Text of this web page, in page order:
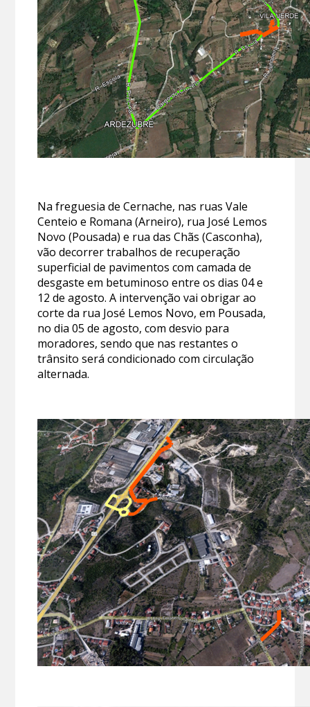
Na freguesia de Cernache, nas ruas Vale
Centeio e Romana (Arneiro), rua José Lemos
Novo (Pousada) e rua das Chãs (Casconha),
vão decorrer trabalhos de recuperação
superficial de pavimentos com camada de
desgaste em betuminoso entre os dias 04 e
12 de agosto. A intervenção vai obrigar ao
corte da rua José Lemos Novo, em Pousada,
no dia 05 de agosto, com desvio para
moradores, sendo que nas restantes o
trânsito será condicionado com circulação
alternada.